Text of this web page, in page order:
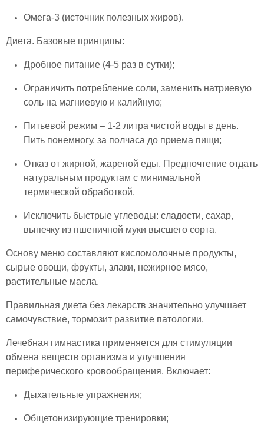
Омега-3 (источник полезных жиров).
Диета. Базовые принципы:
Дробное питание (4-5 раз в сутки);
Ограничить потребление соли, заменить натриевую
соль на магниевую и калийную;
Питьевой режим – 1-2 литра чистой воды в день.
Пить понемногу, за полчаса до приема пищи;
Отказ от жирной, жареной еды. Предпочтение отдать
натуральным продуктам с минимальной
термической обработкой.
Исключить быстрые углеводы: сладости, сахар,
выпечку из пшеничной муки высшего сорта.
Основу меню составляют кисломолочные продукты,
сырые овощи, фрукты, злаки, нежирное мясо,
растительные масла.
Правильная диета без лекарств значительно улучшает
самочувствие, тормозит развитие патологии.
Лечебная гимнастика применяется для стимуляции
обмена веществ организма и улучшения
периферического кровообращения. Включает:
Дыхательные упражнения;
Общетонизирующие тренировки;